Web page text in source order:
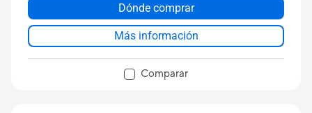
Dónde comprar
Más información
Comparar